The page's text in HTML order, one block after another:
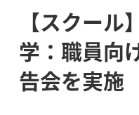
【スクー
学：職員向
告会を実施